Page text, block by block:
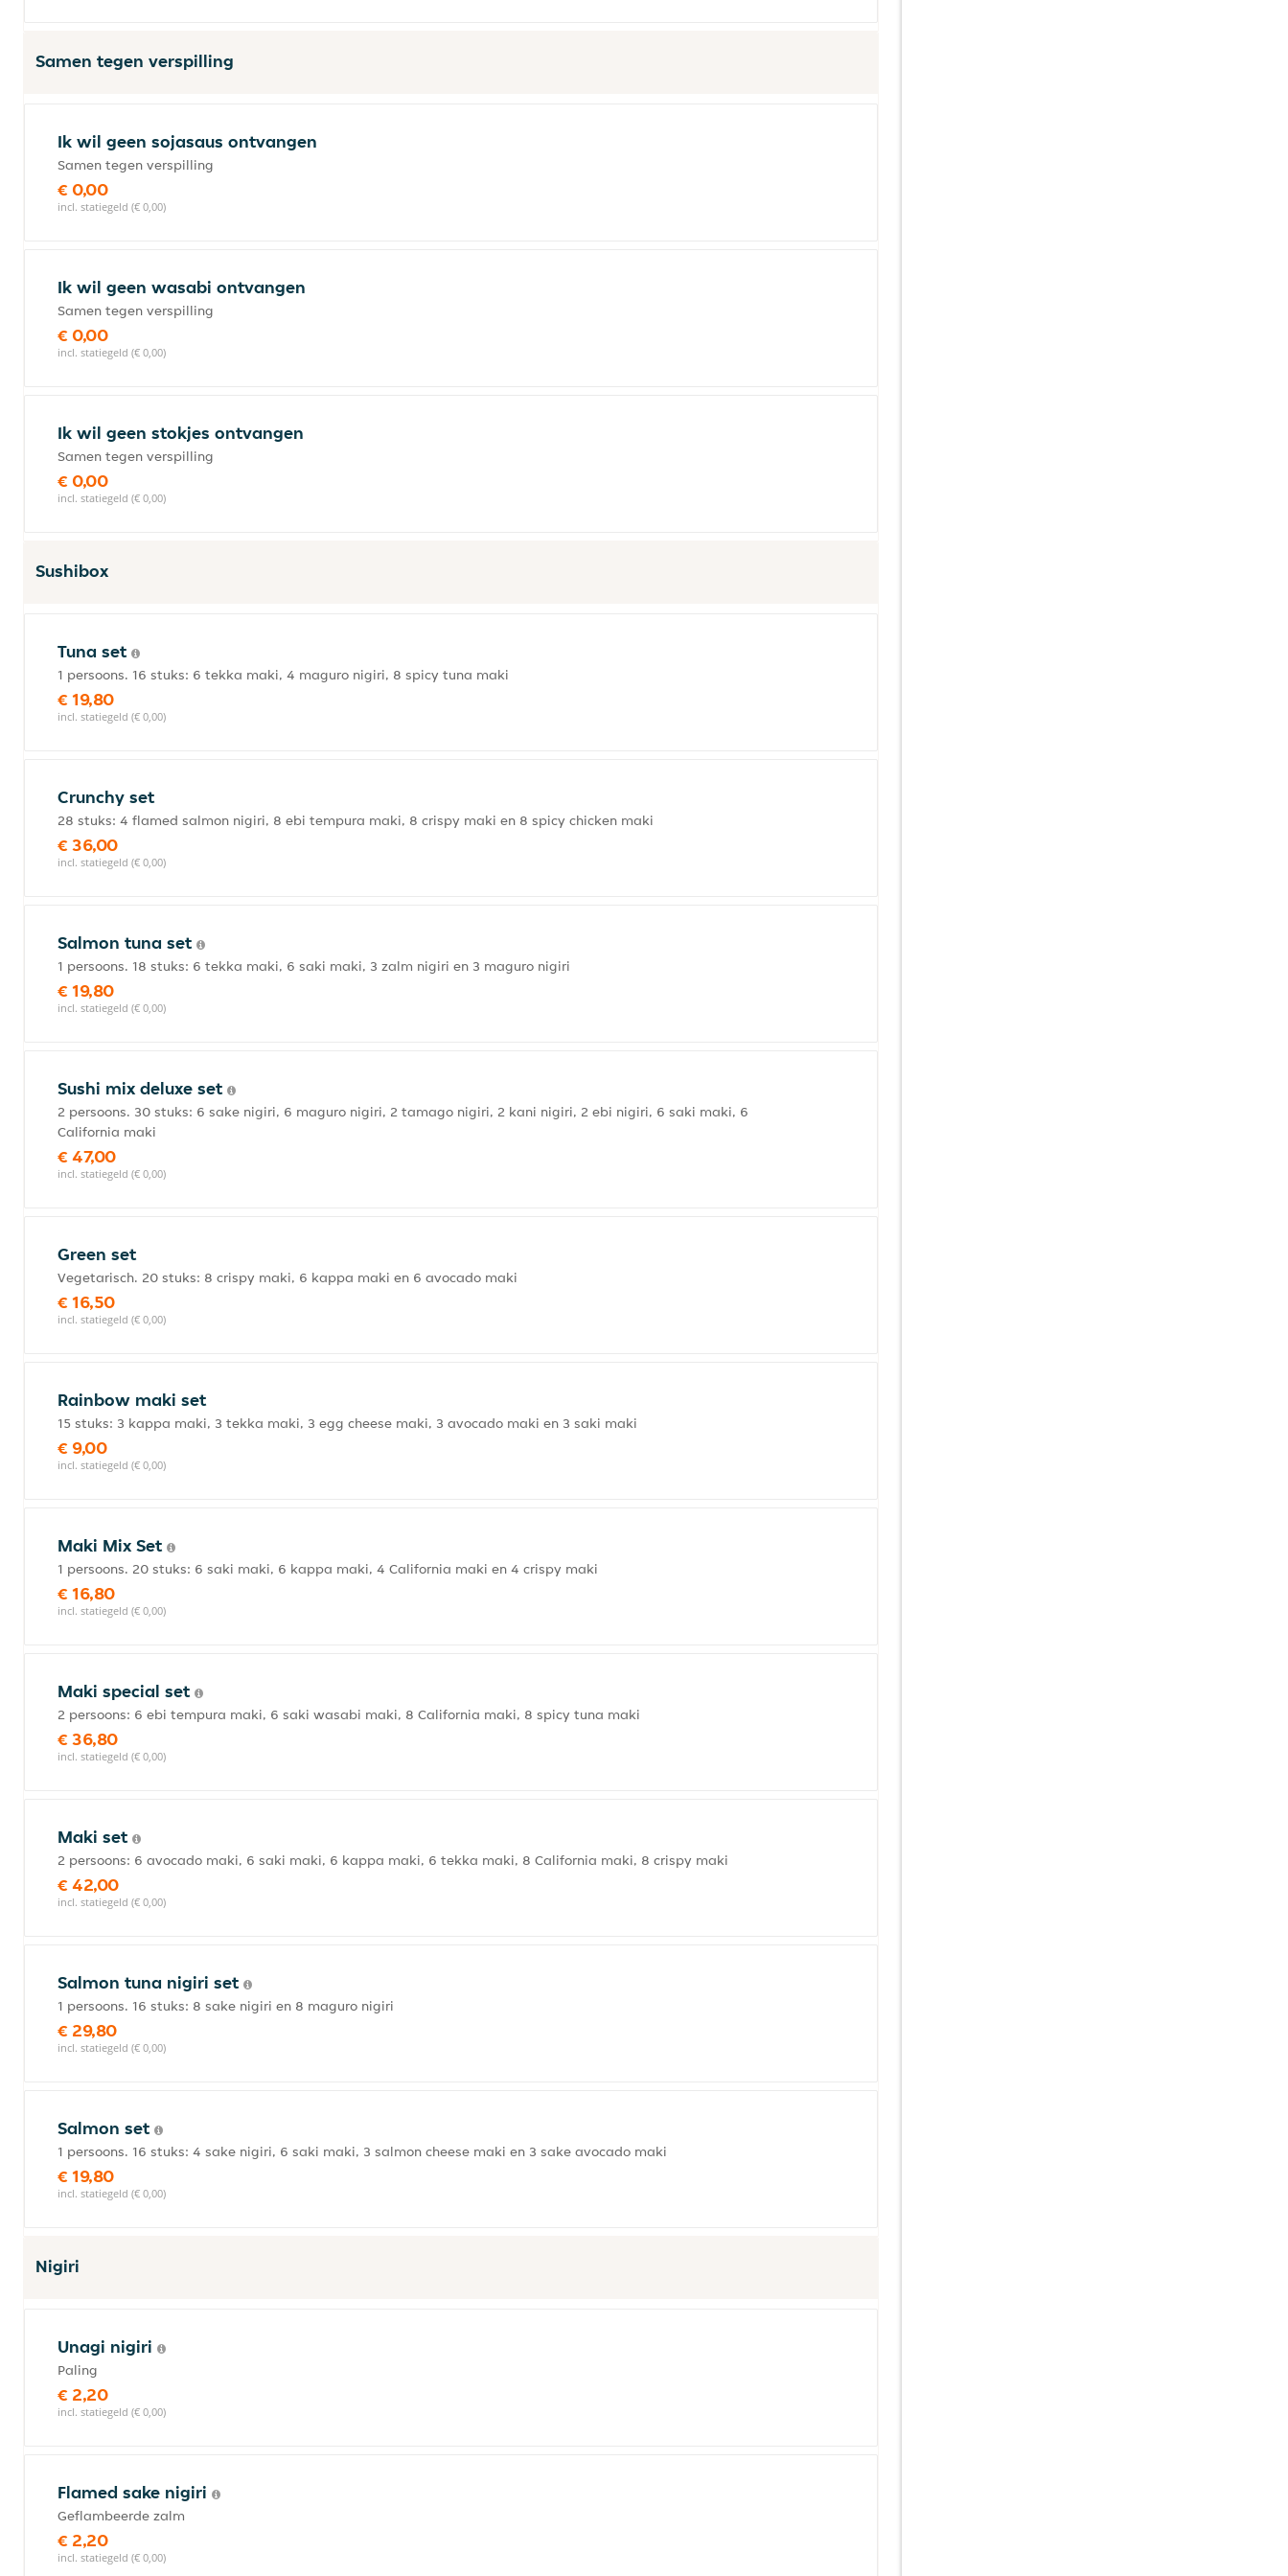
Samen tegen verspilling
Ik wil geen sojasaus ontvangen
Samen tegen verspilling
€ 0,00
incl. statiegeld (€ 0,00)
Ik wil geen wasabi ontvangen
Samen tegen verspilling
€ 0,00
incl. statiegeld (€ 0,00)
Ik wil geen stokjes ontvangen
Samen tegen verspilling
€ 0,00
incl. statiegeld (€ 0,00)
Sushibox
Tuna set
1 persoons. 16 stuks: 6 tekka maki, 4 maguro nigiri, 8 spicy tuna maki
€ 19,80
incl. statiegeld (€ 0,00)
Crunchy set
28 stuks: 4 flamed salmon nigiri, 8 ebi tempura maki, 8 crispy maki en 8 spicy chicken maki
€ 36,00
incl. statiegeld (€ 0,00)
Salmon tuna set
1 persoons. 18 stuks: 6 tekka maki, 6 saki maki, 3 zalm nigiri en 3 maguro nigiri
€ 19,80
incl. statiegeld (€ 0,00)
Sushi mix deluxe set
2 persoons. 30 stuks: 6 sake nigiri, 6 maguro nigiri, 2 tamago nigiri, 2 kani nigiri, 2 ebi nigiri, 6 saki maki, 6
California maki
€ 47,00
incl. statiegeld (€ 0,00)
Green set
Vegetarisch. 20 stuks: 8 crispy maki, 6 kappa maki en 6 avocado maki
€ 16,50
incl. statiegeld (€ 0,00)
Rainbow maki set
15 stuks: 3 kappa maki, 3 tekka maki, 3 egg cheese maki, 3 avocado maki en 3 saki maki
€ 9,00
incl. statiegeld (€ 0,00)
Maki Mix Set
1 persoons. 20 stuks: 6 saki maki, 6 kappa maki, 4 California maki en 4 crispy maki
€ 16,80
incl. statiegeld (€ 0,00)
Maki special set
2 persoons: 6 ebi tempura maki, 6 saki wasabi maki, 8 California maki, 8 spicy tuna maki
€ 36,80
incl. statiegeld (€ 0,00)
Maki set
2 persoons: 6 avocado maki, 6 saki maki, 6 kappa maki, 6 tekka maki, 8 California maki, 8 crispy maki
€ 42,00
incl. statiegeld (€ 0,00)
Salmon tuna nigiri set
1 persoons. 16 stuks: 8 sake nigiri en 8 maguro nigiri
€ 29,80
incl. statiegeld (€ 0,00)
Salmon set
1 persoons. 16 stuks: 4 sake nigiri, 6 saki maki, 3 salmon cheese maki en 3 sake avocado maki
€ 19,80
incl. statiegeld (€ 0,00)
Nigiri
Unagi nigiri
Paling
€ 2,20
incl. statiegeld (€ 0,00)
Flamed sake nigiri
Geflambeerde zalm
€ 2,20
incl. statiegeld (€ 0,00)